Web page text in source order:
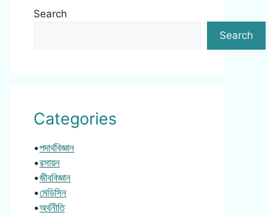
Search
Search
Categories
•পদার্থবিজ্ঞান
•রসায়ন
•জীববিজ্ঞান
•মেডিসিন
•অর্থনীতি